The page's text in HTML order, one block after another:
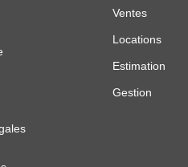
Ventes
Locations
Estimation
Gestion